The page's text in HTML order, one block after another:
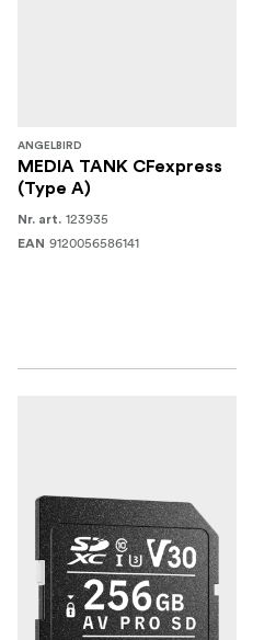
ANGELBIRD
MEDIA TANK CFexpress
(Type A)
Nr. art. 123935
EAN 9120056586141